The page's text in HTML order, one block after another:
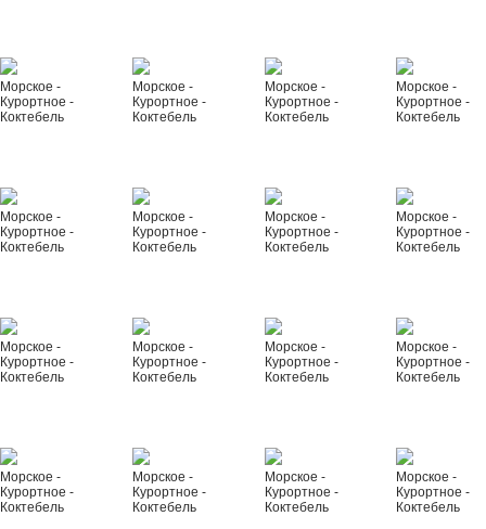
Морское -
Курортное -
Коктебель
Морское -
Курортное -
Коктебель
Морское -
Курортное -
Коктебель
Морское -
Курортное -
Коктебель
Морское -
Курортное -
Коктебель
Морское -
Курортное -
Коктебель
Морское -
Курортное -
Коктебель
Морское -
Курортное -
Коктебель
Морское -
Курортное -
Коктебель
Морское -
Курортное -
Коктебель
Морское -
Курортное -
Коктебель
Морское -
Курортное -
Коктебель
Морское -
Курортное -
Коктебель
Морское -
Курортное -
Коктебель
Морское -
Курортное -
Коктебель
Морское -
Курортное -
Коктебель